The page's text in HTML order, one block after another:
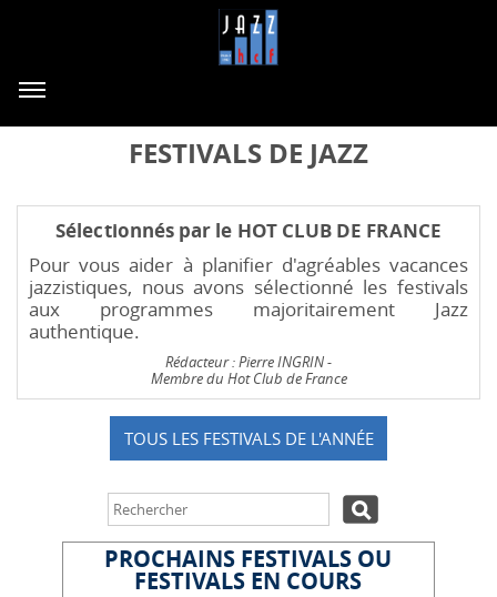
FESTIVALS DE JAZZ
Sélectionnés par le HOT CLUB DE FRANCE
Pour vous aider à planifier d'agréables vacances
jazzistiques, nous avons sélectionné les festivals
aux programmes majoritairement Jazz
authentique.
Rédacteur : Pierre INGRIN -
Membre du Hot Club de France
TOUS LES FESTIVALS DE L'ANNÉE
PROCHAINS FESTIVALS OU
FESTIVALS EN COURS